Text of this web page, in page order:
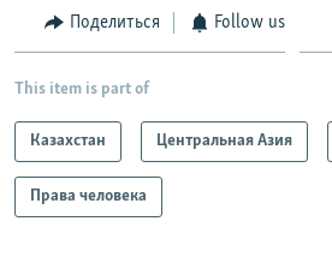
Поделиться Follow us
This item is part of
Казахстан Центральная Азия
Права человека